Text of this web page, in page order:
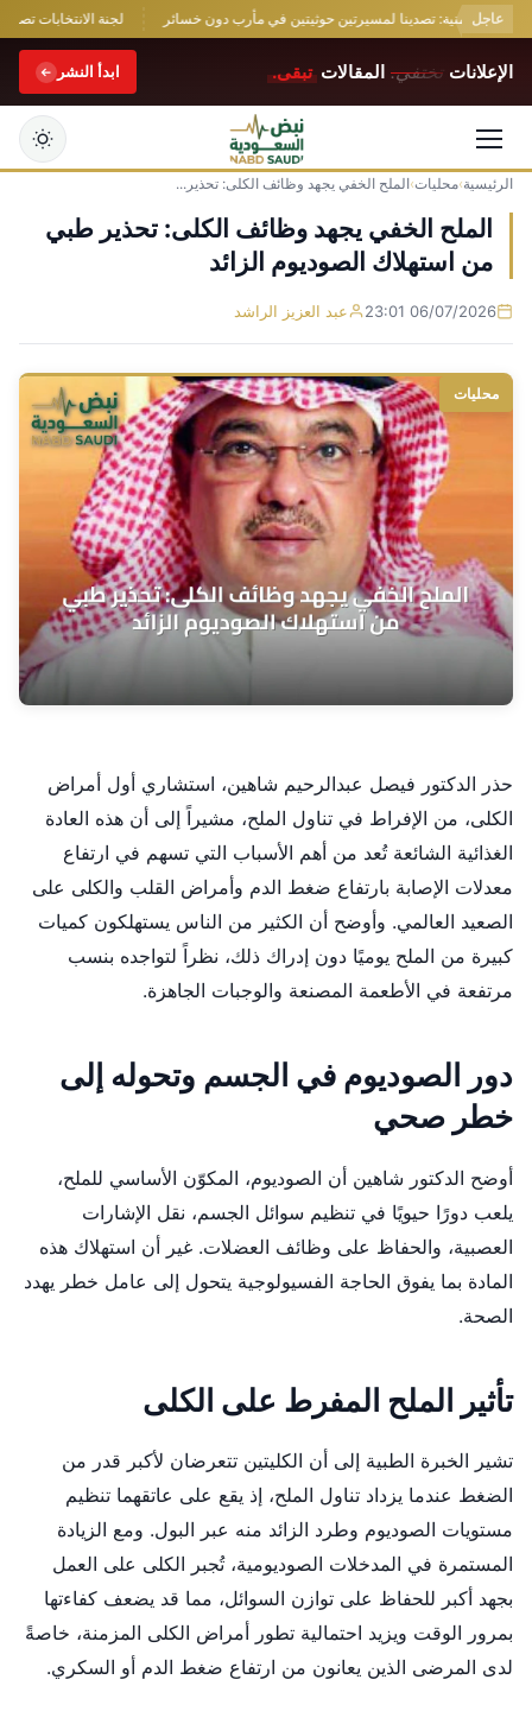
عاجل
اليمنية: تصدينا لمسيرتين حوثيتين في مأرب دون خسائر لجنة الانتخابات تصادق
الإعلانات تختفي. المقالات تبقى. ابدأ النشر
التجاوز
إلى
المحتوى
الرئيسية›محليات›الملح الخفي يجهد وظائف الكلى: تحذير...
الملح الخفي يجهد وظائف الكلى: تحذير طبي
من استهلاك الصوديوم الزائد
06/07/2026 23:01 عبد العزيز الراشد
محليات
حذر الدكتور فيصل عبدالرحيم شاهين، استشاري أول أمراض
الكلى، من الإفراط في تناول الملح، مشيراً إلى أن هذه العادة
الغذائية الشائعة تُعد من أهم الأسباب التي تسهم في ارتفاع
معدلات الإصابة بارتفاع ضغط الدم وأمراض القلب والكلى على
الصعيد العالمي. وأوضح أن الكثير من الناس يستهلكون كميات
كبيرة من الملح يوميًا دون إدراك ذلك، نظراً لتواجده بنسب
مرتفعة في الأطعمة المصنعة والوجبات الجاهزة.
دور الصوديوم في الجسم وتحوله إلى
خطر صحي
أوضح الدكتور شاهين أن الصوديوم، المكوّن الأساسي للملح،
يلعب دورًا حيويًا في تنظيم سوائل الجسم، نقل الإشارات
العصبية، والحفاظ على وظائف العضلات. غير أن استهلاك هذه
المادة بما يفوق الحاجة الفسيولوجية يتحول إلى عامل خطر يهدد
الصحة.
تأثير الملح المفرط على الكلى
تشير الخبرة الطبية إلى أن الكليتين تتعرضان لأكبر قدر من
الضغط عندما يزداد تناول الملح، إذ يقع على عاتقهما تنظيم
مستويات الصوديوم وطرد الزائد منه عبر البول. ومع الزيادة
المستمرة في المدخلات الصوديومية، تُجبر الكلى على العمل
بجهد أكبر للحفاظ على توازن السوائل، مما قد يضعف كفاءتها
بمرور الوقت ويزيد احتمالية تطور أمراض الكلى المزمنة، خاصةً
لدى المرضى الذين يعانون من ارتفاع ضغط الدم أو السكري.